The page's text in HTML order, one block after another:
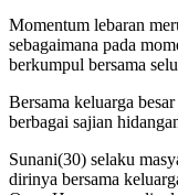
Momentum lebaran
sebagaimana pada
berkumpul bersama
Bersama keluarga
berbagai sajian
Sunani(30) selaku
dirinya bersama